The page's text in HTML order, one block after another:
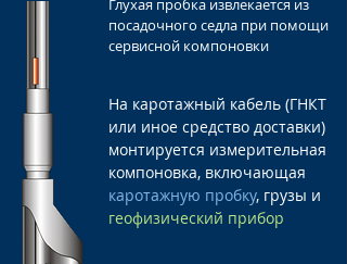
Глухая пробка извлекается из
посадочного седла при помощи
сервисной компоновки
На каротажный кабель (ГНКТ
или иное средство доставки)
монтируется измерительная
компоновка, включающая
каротажную пробку, грузы и
геофизический прибор